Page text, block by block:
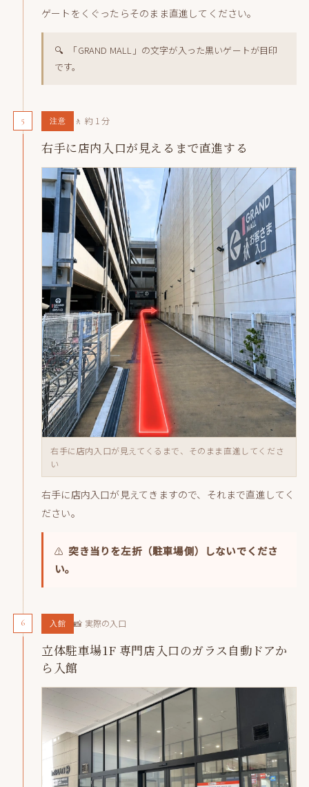
ゲートをくぐったらそのまま直進してください。
🔍 「GRAND MALL」の文字が入った黒いゲートが目印
です。
5 注意 🚶 約 1 分
右手に店内入口が見えるまで直進する
右手に店内入口が見えてくるまで、そのまま直進してくださ
い
右手に店内入口が見えてきますので、それまで直進してく
ださい。
⚠️突き当りを左折（駐車場側）しないでくださ
い。
6 入館 📸 実際の入口
立体駐車場1F 専門店入口のガラス自動ドアか
ら入館